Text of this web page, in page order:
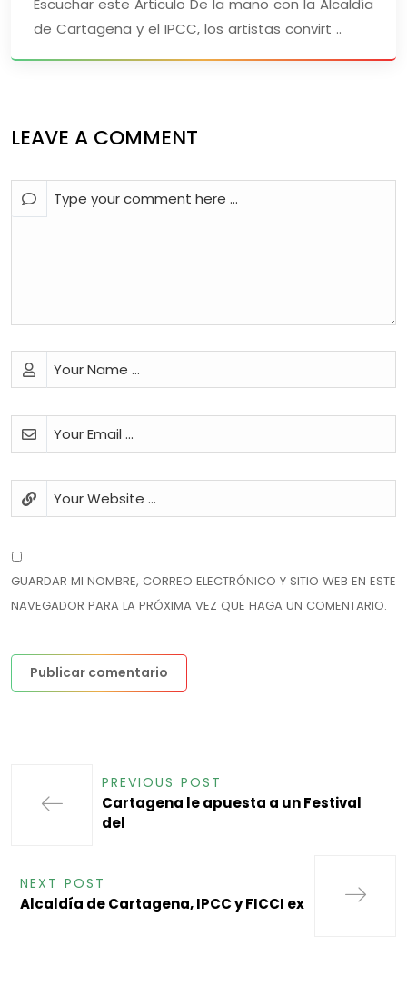
Escuchar este Articulo De la mano con la Alcaldía
de Cartagena y el IPCC, los artistas convirt ..
LEAVE A COMMENT
GUARDAR MI NOMBRE, CORREO ELECTRÓNICO Y SITIO WEB EN ESTE
NAVEGADOR PARA LA PRÓXIMA VEZ QUE HAGA UN COMENTARIO.
PREVIOUS POST
Cartagena le apuesta a un Festival
del
NEXT POST
Alcaldía de Cartagena, IPCC y FICCI ex